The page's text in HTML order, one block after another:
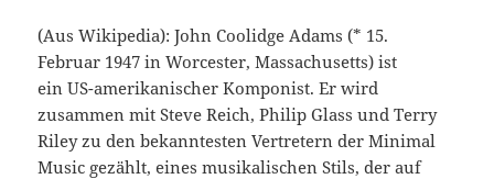
(Aus Wikipedia): John Coolidge Adams (* 15.
Februar 1947 in Worcester, Massachusetts) ist
ein US-amerikanischer Komponist. Er wird
zusammen mit Steve Reich, Philip Glass und Terry
Riley zu den bekanntesten Vertretern der Minimal
Music gezählt, eines musikalischen Stils, der auf